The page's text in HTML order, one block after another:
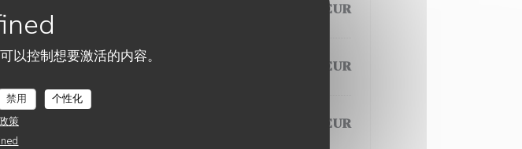
以控制想要激活的内容。
禁用
个性化
策
28,00 EUR
mesclun 25,00 EUR
39,00 EUR